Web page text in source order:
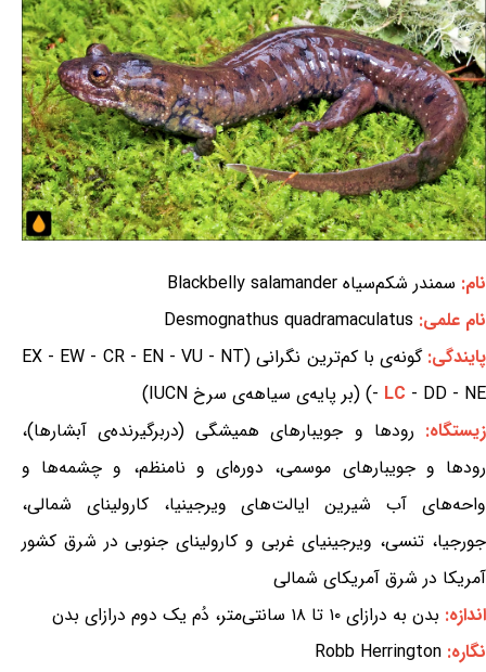
نام: سمندر شکم‌سیاه Blackbelly salamander
نام علمی: Desmognathus quadramaculatus
پایندگی:
گونه‌ی با کم‌ترین نگرانی (EX - EW - CR - EN - VU - NT
- LC - DD - NE) (بر پایه‌ی سیاهه‌ی سرخ IUCN)
زیستگاه: رودها و جویبارهای همیشگی (دربرگیرنده‌ی آبشارها)،
رودها و جویبارهای موسمی، دوره‌ای و نامنظم، و چشمه‌ها و
واحه‌های آب شیرین ایالت‌های ویرجینیا، کارولینای شمالی،
جورجیا، تنسی، ویرجینیای غربی و کارولینای جنوبی در شرق کشور
آمریکا در شرق آمریکای شمالی
اندازه: بدن به درازای ۱۰ تا ۱۸ سانتی‌متر، دُم یک دوم درازای بدن
نگاره: Robb Herrington